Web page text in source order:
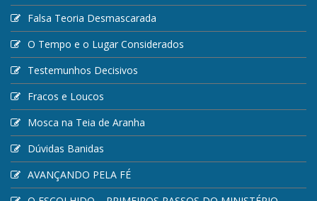
Falsa Teoria Desmascarada
O Tempo e o Lugar Considerados
Testemunhos Decisivos
Fracos e Loucos
Mosca na Teia de Aranha
Dúvidas Banidas
AVANÇANDO PELA FÉ